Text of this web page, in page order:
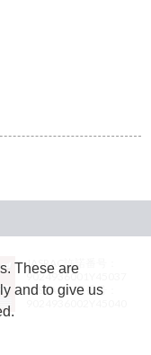
JASRAC許諾番号：
9024936001Y45037
JASRAC許諾番号：
These are
and to give us